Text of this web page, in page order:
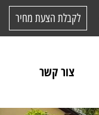
לקבלת הצעת מחיר
צור קשר